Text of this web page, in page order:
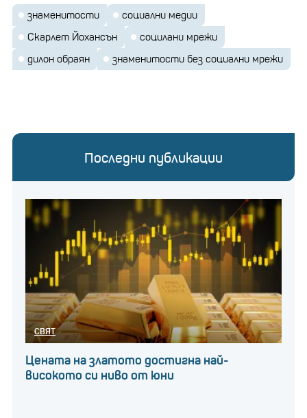
знаменитости
социални медии
Скарлет Йохансън
социлани мрежи
дилон обраян
знаменитости без социални мрежи
Последни публикации
СВЯТ
Цената на златото достигна най-
високото си ниво от юни